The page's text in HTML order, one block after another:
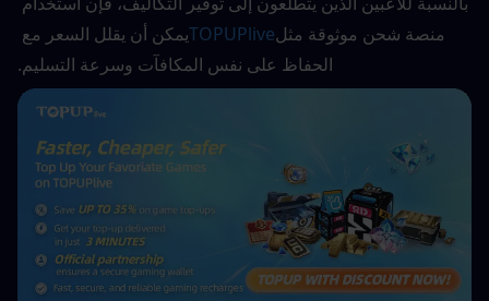
منصة شحن موثوقة مثلTOPUPlive
الحفاظ على نفس المكافآت وسرعة التسليم.